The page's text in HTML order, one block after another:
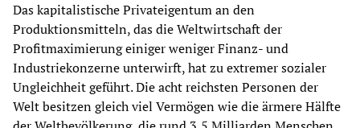
Das kapitalistische Privateigentum an den
Produktionsmitteln, das die Weltwirtschaft der
Profitmaximierung einiger weniger Finanz- und
Industriekonzerne unterwirft, hat zu extremer sozialer
Ungleichheit geführt. Die acht reichsten Personen der
Welt besitzen gleich viel Vermögen wie die ärmere Hälfte